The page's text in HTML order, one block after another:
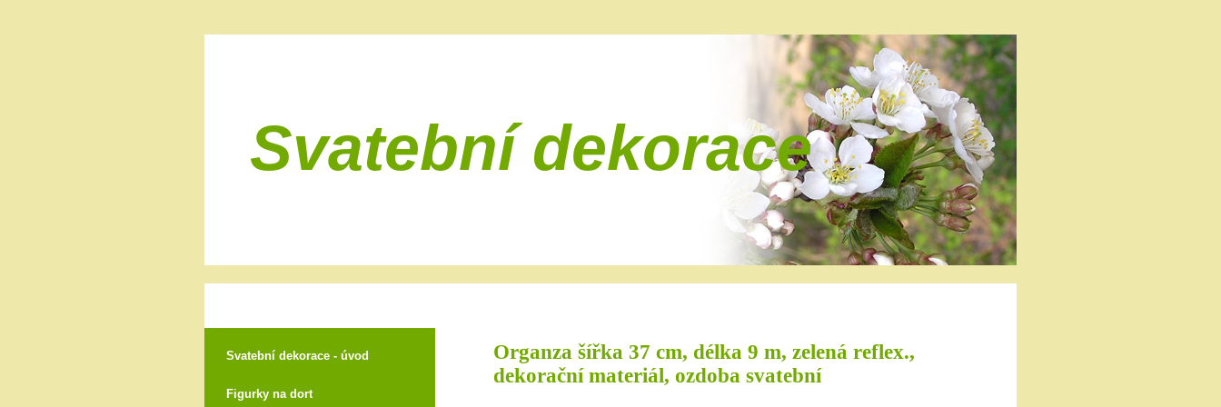
Svatební dekorace
Svatební dekorace - úvod
Figurky na dort
Organza šířka 37 cm, délka 9 m, zelená reflex.,
dekorační materiál, ozdoba svatební